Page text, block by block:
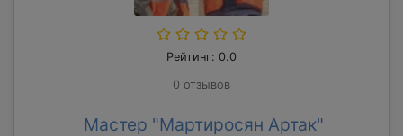
Рейтинг: 0.0
0 отзывов
Мастер "Мартиросян Артак"